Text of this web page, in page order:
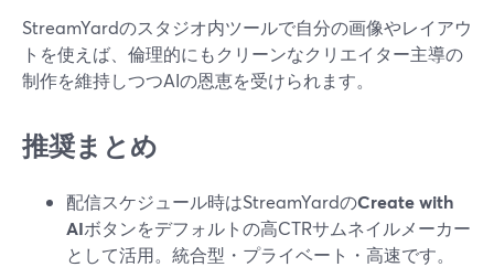
StreamYardのスタジオ内ツールで自分の画像やレイアウ
トを使えば、倫理的にもクリーンなクリエイター主導の
制作を維持しつつAIの恩恵を受けられます。
推奨まとめ
配信スケジュール時はStreamYardのCreate with
AIボタンをデフォルトの高CTRサムネイルメーカー
として活用。統合型・プライベート・高速です。